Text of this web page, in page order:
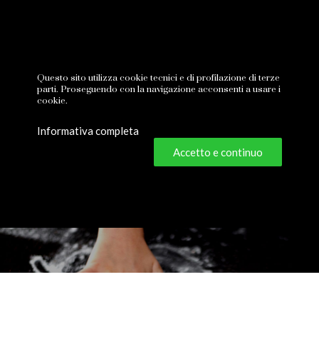
Questo sito utilizza cookie tecnici e di profilazione di terze
parti. Proseguendo con la navigazione acconsenti a usare i
cookie.
Informativa completa
Accetto e continuo